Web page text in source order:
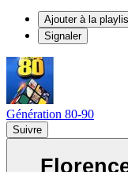
Ajouter à la
Signaler
Génération 80-90
Suivre